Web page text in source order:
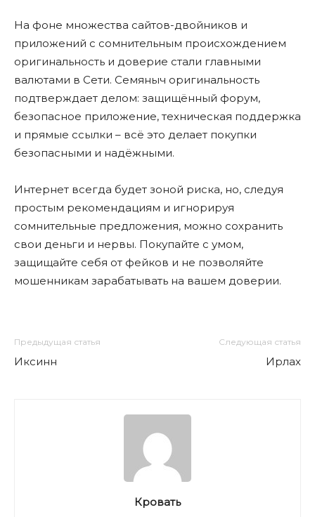
На фоне множества сайтов-двойников и
приложений с сомнительным происхождением
оригинальность и доверие стали главными
валютами в Сети. Семяныч оригинальность
подтверждает делом: защищённый форум,
безопасное приложение, техническая поддержка
и прямые ссылки – всё это делает покупки
безопасными и надёжными.
Интернет всегда будет зоной риска, но, следуя
простым рекомендациям и игнорируя
сомнительные предложения, можно сохранить
свои деньги и нервы. Покупайте с умом,
защищайте себя от фейков и не позволяйте
мошенникам зарабатывать на вашем доверии.
Предыдущая статья
Иксинн
Следующая статья
Ирлах
Кровать